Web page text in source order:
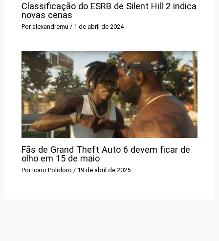
Classificação do ESRB de Silent Hill 2 indica
novas cenas
Por alexandremu/ 1 de abril de 2024
Fãs de Grand Theft Auto 6 devem ficar de
olho em 15 de maio
PorIcaro Polidoro/ 19 de abril de 2025